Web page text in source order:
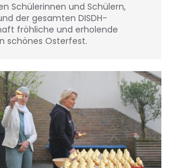
Schülerinnen und Schülern,
der gesamten DISDH-
fröhliche und erholende
schönes Osterfest.